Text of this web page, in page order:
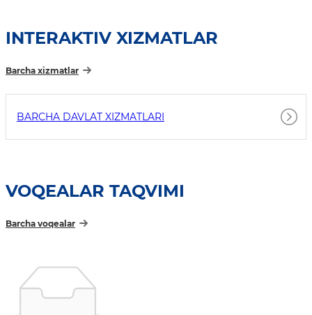
INTERAKTIV XIZMATLAR
Barcha xizmatlar
BARCHA DAVLAT XIZMATLARI
VOQEALAR TAQVIMI
Barcha voqealar